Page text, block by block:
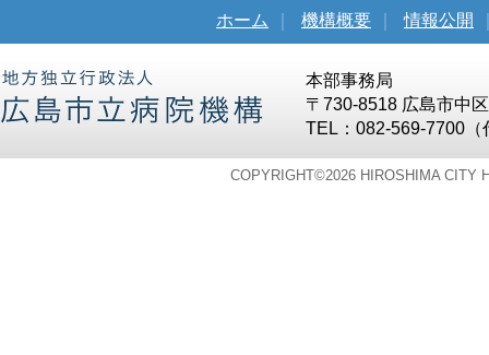
ホーム 機構概要 情報公開
本部事務局
〒730-8518 広島市中
TEL：082-569-7700
COPYRIGHT©2026 HIROSHIMA CITY